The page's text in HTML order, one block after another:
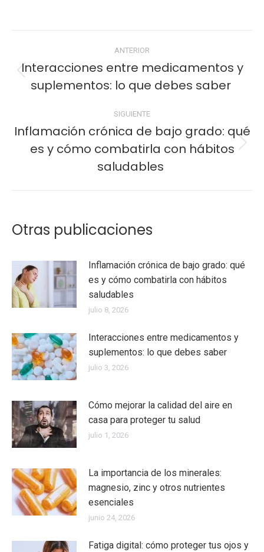
Navegación
entre
publicaciones
ANTERIOR
anterior:
Interacciones entre medicamentos y
suplementos: lo que debes saber
SIGUIENTE
Publicación
siguiente:
Inflamación crónica de bajo grado: qué
es y cómo combatirla con hábitos
saludables
Otras publicaciones
Inflamación crónica de bajo grado: qué
es y cómo combatirla con hábitos
saludables
julio 8, 2026
Interacciones entre medicamentos y
suplementos: lo que debes saber
julio 3, 2026
Cómo mejorar la calidad del aire en
casa para proteger tu salud
julio 1, 2026
La importancia de los minerales:
magnesio, zinc y otros nutrientes
esenciales
junio 24, 2026
Fatiga digital: cómo proteger tus ojos y